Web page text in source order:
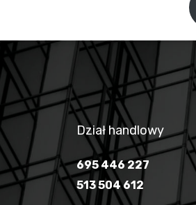
Dział handlowy
695 446 227
513 504 612